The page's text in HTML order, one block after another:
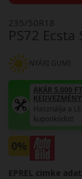
PS72 Ecsta
235/50R18
NYÁRI GUMI
AKÁR 5.000
KEDVEZMÉNY!
Használja a
kuponkódot!
0%
EPREL cimke